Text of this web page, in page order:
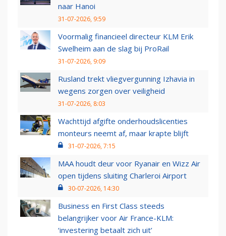
naar Hanoi
31-07-2026, 9:59
Voormalig financieel directeur KLM Erik
Swelheim aan de slag bij ProRail
31-07-2026, 9:09
Rusland trekt vliegvergunning Izhavia in
wegens zorgen over veiligheid
31-07-2026, 8:03
Wachttijd afgifte onderhoudslicenties
monteurs neemt af, maar krapte blijft
31-07-2026, 7:15
MAA houdt deur voor Ryanair en Wizz Air
open tijdens sluiting Charleroi Airport
30-07-2026, 14:30
Business en First Class steeds
belangrijker voor Air France-KLM:
‘investering betaalt zich uit’